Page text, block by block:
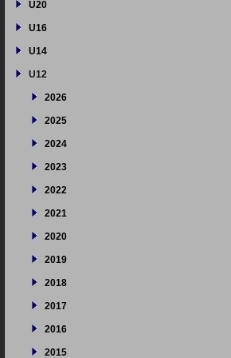
U20
U16
U14
U12
2026
2025
2024
2023
2022
2021
2020
2019
2018
2017
2016
2015